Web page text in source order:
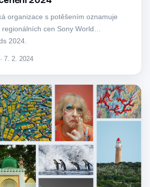
organizace s potěšením oznamuje
cen Sony World
2024.
· 7. 2. 2024